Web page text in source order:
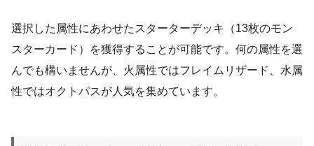
選択した属性にあわせたスターターデッキ（13枚のモン
スターカード）を獲得することが可能です。何の属性を選
んでも構いませんが、火属性ではフレイムリザード、水属
性ではオクトパスが人気を集めています。